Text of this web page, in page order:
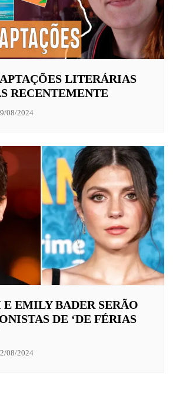
LITERÁRIAS
RECENTEMENTE
08/2024
EMILY BADER SERÃO
DE ‘DE FÉRIAS
08/2024